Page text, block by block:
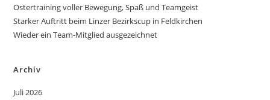
Ostertraining voller Bewegung, Spaß und Teamgeist
Starker Auftritt beim Linzer Bezirkscup in Feldkirchen
Wieder ein Team-Mitglied ausgezeichnet
Archiv
Juli 2026